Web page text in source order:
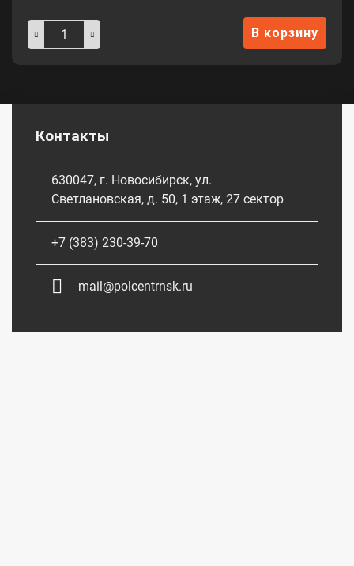
В корзину
Контакты
630047, г. Новосибирск, ул.
Светлановская, д. 50, 1 этаж, 27 сектор
+7 (383) 230-39-70
mail@polcentrnsk.ru